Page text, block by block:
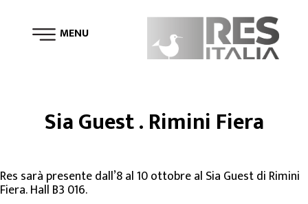
MENU
Sia Guest . Rimini Fiera
Tweet
Res sarà presente dall’8 al 10 ottobre al Sia Guest di Rimini
Fiera. Hall B3 016.